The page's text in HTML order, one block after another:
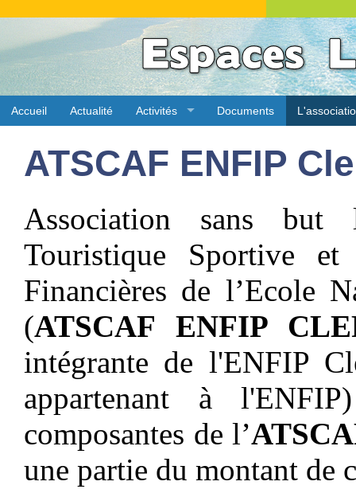
Accueil Actualité Activités Documents
ATSCAF ENFIP
Association sans but
Touristique Sportive et
Financières de l’Ecole
(ATSCAF ENFIP
intégrante de l'ENFIP
appartenant à
composantes de l’
une partie du montant de